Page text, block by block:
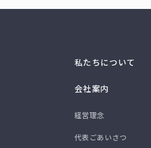
私たちについて
会社案内
経営理念
代表ごあいさつ